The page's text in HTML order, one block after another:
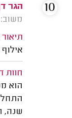
הגר
משוב: 02/12/2024
חוות
הוא
שנה,
10